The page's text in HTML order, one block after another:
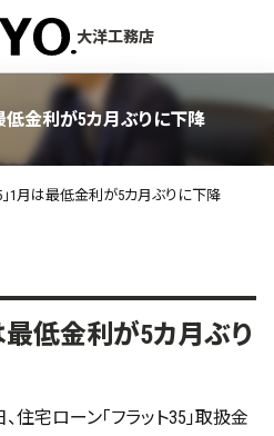
大洋工務店
低金利が5カ月ぶりに下降
」1月は最低金利が5カ月ぶりに下降
最低金利が5カ月ぶり
宅ローン「フラット35」取扱金